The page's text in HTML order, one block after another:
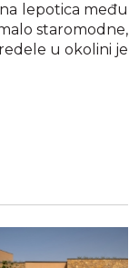
lepotica među
staromodne,
u okolini je